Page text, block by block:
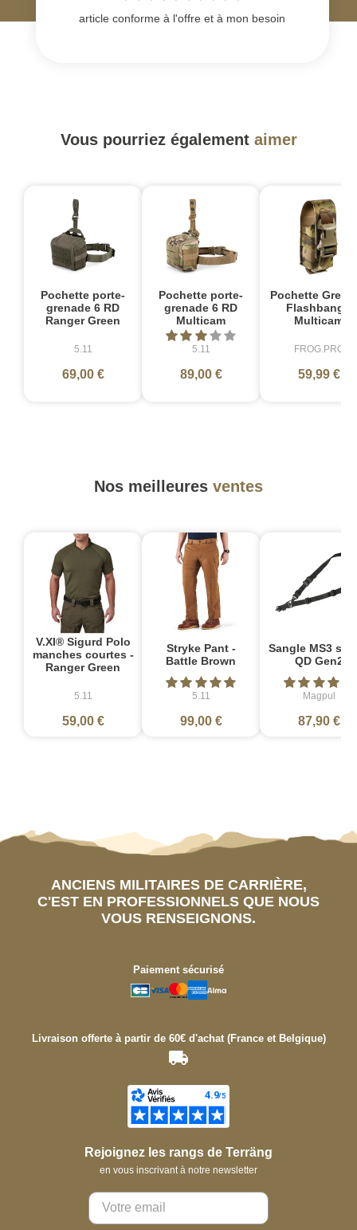
article conforme à l'offre et à mon besoin
Vous pourriez également aimer
Pochette porte-
grenade 6 RD
Ranger Green
5.11
69,00 €
Pochette porte-
grenade 6 RD
Multicam
5.11
89,00 €
Pochette
Flashbang -
Multicam
FROG.PRO
59,99 €
Nos meilleures ventes
V.XI® Sigurd Polo
manches courtes -
Ranger Green
5.11
59,00 €
Stryke Pant -
Battle Brown
5.11
99,00 €
Sangle MS3
QD Gen2
Magpul
87,90 €
ANCIENS MILITAIRES DE CARRIÈRE,
C'EST EN PROFESSIONNELS QUE NOUS
VOUS RENSEIGNONS.
Paiement sécurisé
Livraison offerte à partir de 60€ d'achat (France et Belgique)
Rejoignez les rangs de Terräng
en vous inscrivant à notre newsletter